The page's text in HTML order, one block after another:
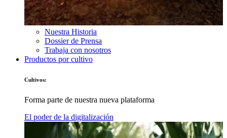
Nuestra Historia
Dossier de Prensa
Trabaja con nosotros
Productos por cultivo
Cultivos:
Forma parte de nuestra nueva plataforma
El poder de la digitalización